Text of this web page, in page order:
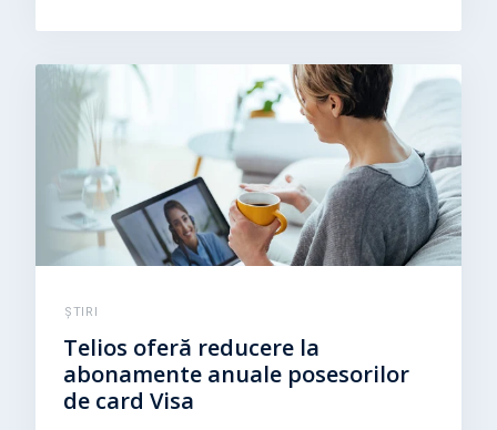
ȘTIRI
Telios oferă reducere la
abonamente anuale posesorilor
de card Visa